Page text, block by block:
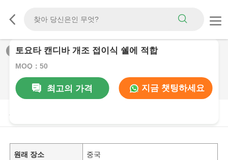
/0
토요타 캔디바 개조 접이식 쉘에 적합
MOQ：50
최고의 가격 지금 챗팅하세요
제품 설명
원래 장소 중국